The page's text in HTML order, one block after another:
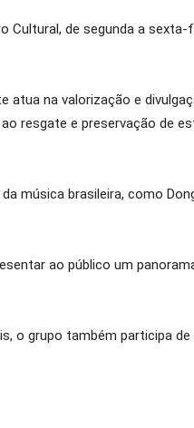
de segunda a
atua na valorização e
resgate e preservação de
música brasileira, como
ao público um
o grupo também participa